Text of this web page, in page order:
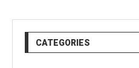
CATEGORIES